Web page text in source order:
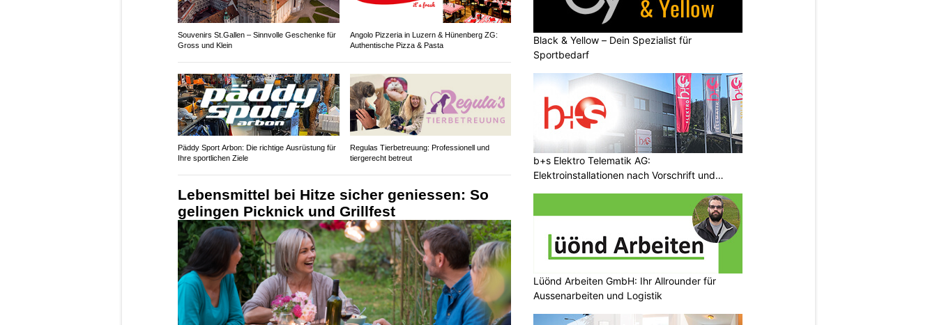
Souvenirs St.Gallen – Sinnvolle Geschenke für
Gross und Klein
Angolo Pizzeria in Luzern & Hünenberg ZG:
Authentische Pizza & Pasta
Päddy Sport Arbon: Die richtige Ausrüstung für
Ihre sportlichen Ziele
Regulas Tierbetreuung: Professionell und
tiergerecht betreut
Lebensmittel bei Hitze sicher geniessen: So
gelingen Picknick und Grillfest
Black & Yellow – Dein Spezialist für
Sportbedarf
b+s Elektro Telematik AG:
Elektroinstallationen nach Vorschrift und
Lüönd Arbeiten GmbH: Ihr Allrounder für
Aussenarbeiten und Logistik